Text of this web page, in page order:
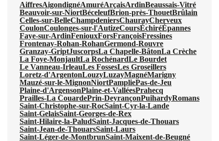
AiffresAigondignéAmuréArçaisArdinBeaussais-Vitré
Beauvoir-sur-NiortBéceleufBrion-près-ThouetBrûlain
Celles-sur-BelleChampdeniersChaurayCherveux
CoulonCoulonges-sur-l'AutizeCoursÉchiréÉpannes
Faye-sur-ArdinFeniouxForsFrançoisFressines
Frontenay-Rohan-RohanGermond-Rouvre
Granzay-GriptJuscorpsLa Chapelle-BâtonLa Crèche
La Foye-MonjaultLa RochénardLe Bourdet
Le Vanneau-IrleauLes FossesLes Groseillers
Loretz-d'ArgentonLouzyLuzayMagnéMarigny
Mauzé-sur-le-MignonNiortPampliePas-de-Jeu
Plaine-d'ArgensonPlaine-et-ValléesPrahecq
Prailles-La CouardePrin-DeyrançonPuihardyRomans
Saint-Christophe-sur-RocSaint-Cyr-la-Lande
Saint-GelaisSaint-Georges-de-Rex
Saint-Hilaire-la-PaludSaint-Jacques-de-Thouars
Saint-Jean-de-ThouarsSaint-Laurs
Saint-Léger-de-MontbrunSaint-Maixent-de-Beugné